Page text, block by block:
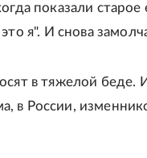
показали
я". И снова
в тяжелой беде.
в России,